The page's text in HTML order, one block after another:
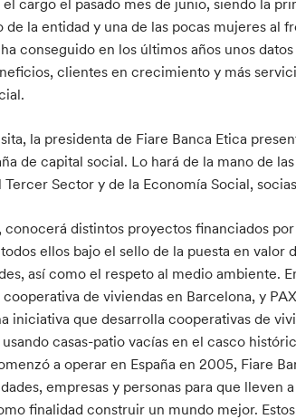
el cargo el pasado mes de junio, siendo la
de la entidad y una de las pocas mujeres al
conseguido en los últimos años unos
clientes en crecimiento y más
la presidenta de Fiare Banca Etica
de capital social. Lo hará de la mano de
Sector y de la Economía Social,
conocerá distintos proyectos financiados
ellos bajo el sello de la puesta en valor
así como el respeto al medio ambiente.
de viviendas en Barcelona, y
iniciativa que desarrolla cooperativas de
casas-patio vacías en el casco
a operar en España en 2005, Fiare
empresas y personas para que lleven
finalidad construir un mundo mejor.